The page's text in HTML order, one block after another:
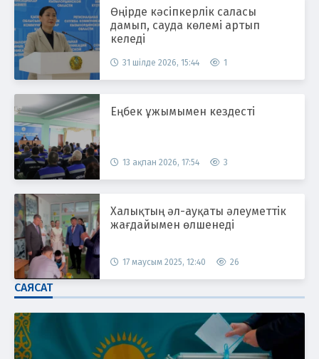
Өңірде кәсіпкерлік саласы
дамып, сауда көлемі артып
келеді
31 шілде 2026, 15:44 1
Еңбек ұжымымен кездесті
13 ақпан 2026, 17:54 3
Халықтың әл-ауқаты әлеуметтік
жағдайымен өлшенеді
17 маусым 2025, 12:40 26
САЯСАТ